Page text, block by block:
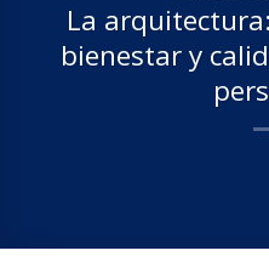
La
bienestar y